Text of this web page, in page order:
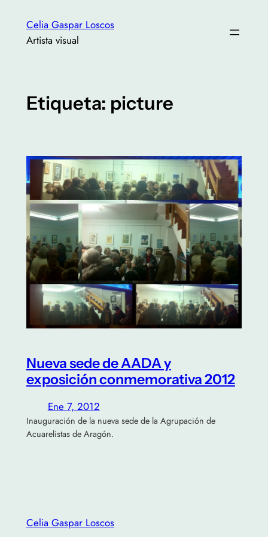
contenido
Celia Gaspar Loscos
Artista visual
Etiqueta: picture
Nueva sede de AADA y
exposición conmemorativa 2012
Ene 7, 2012
Inauguración de la nueva sede de la Agrupación de
Acuarelistas de Aragón.
Celia Gaspar Loscos